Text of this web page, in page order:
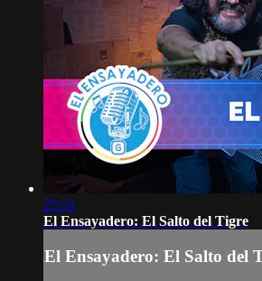
25:51
El Ensayadero: El Salto del Tigre
El Ensayadero: El Salto del